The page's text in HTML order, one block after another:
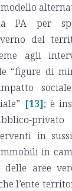
PA per
del
agli
“figure di
[13]; è
privato
in
in
delle aree
l’ente